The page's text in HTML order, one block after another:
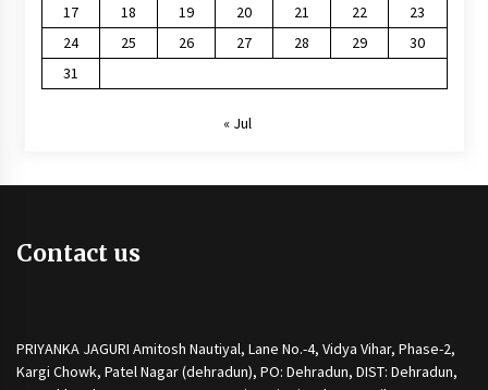
17
18 19 20 21 22
23
24
25 26 27 28 29
30
31
« Jul
Contact us
PRIYANKA JAGURI Amitosh Nautiyal, Lane No.-4, Vidya Vihar, Phase-2,
Kargi Chowk, Patel Nagar (dehradun), PO: Dehradun, DIST: Dehradun,